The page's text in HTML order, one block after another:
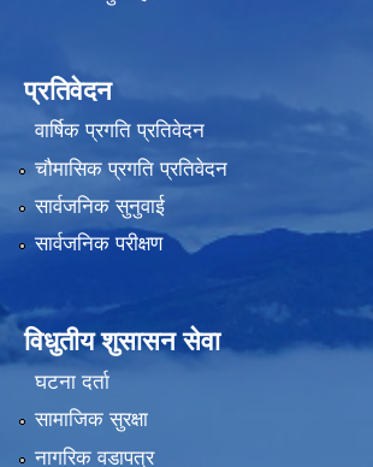
प्रतिवेदन
वार्षिक प्रगति प्रतिवेदन
चौमासिक प्रगति प्रतिवेदन
सार्वजनिक सुनुवाई
सार्वजनिक परीक्षण
विधुतीय शुसासन सेवा
घटना दर्ता
सामाजिक सुरक्षा
नागरिक वडापत्र